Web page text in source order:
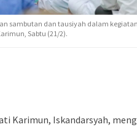
sambutan dan tausiyah dalam kegiatan
Sabtu (21/2).
Karimun, Iskandarsyah,